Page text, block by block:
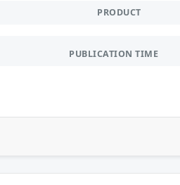
PRODUCT
PUBLICATION TIME